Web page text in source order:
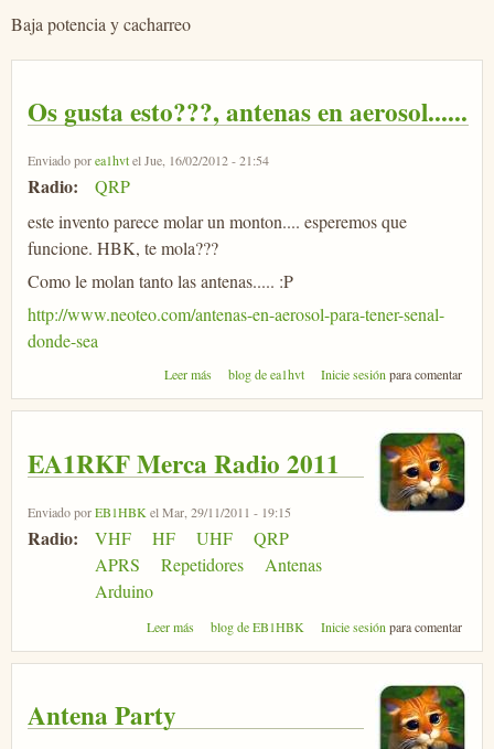
Baja potencia y cacharreo
Os gusta esto???, antenas en aerosol......
Enviado porea1hvtel Jue, 16/02/2012 - 21:54
Radio:
QRP
este invento parece molar un monton.... esperemos que
funcione. HBK, te mola???
Como le molan tanto las antenas..... :P
http://www.neoteo.com/antenas-en-aerosol-para-tener-senal-
donde-sea
Leer más sobre Os gusta esto???, antenas en aerosol......
blog de ea1hvt Inicie sesiónpara comentar
EA1RKF Merca Radio 2011
Enviado porEB1HBK el Mar, 29/11/2011 - 19:15
Radio: VHF HF UHF
QRP
APRS
Repetidores
Antenas
Arduino
Leer más sobre EA1RKF Merca Radio 2011
blog de EB1HBK Inicie sesión para comentar
Antena Party